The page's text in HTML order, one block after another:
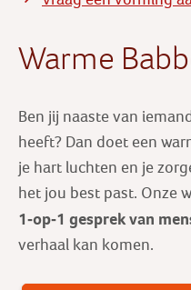
Warme
Ben jij naaste van
heeft? Dan doet een
je hart luchten en je
het jou best past. Onze
1-op-1 gesprek van
verhaal kan komen.